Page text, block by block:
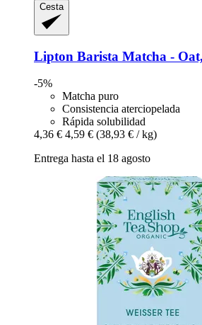
Cesta
Lipton Barista Matcha -​
-5%
Matcha puro
Consistencia aterciopelada
Rápida solubilidad
4,36 € 4,59 € (38,93 € / kg)
Entrega hasta el 18 agosto